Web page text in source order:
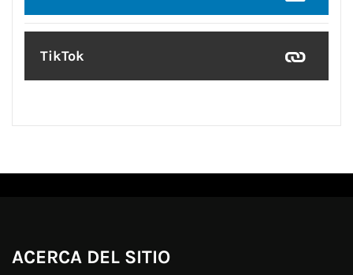
TikTok
ACERCA DEL SITIO